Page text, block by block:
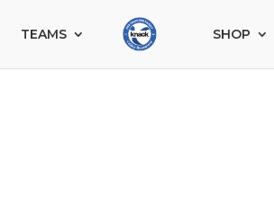
TEAMS SHOP